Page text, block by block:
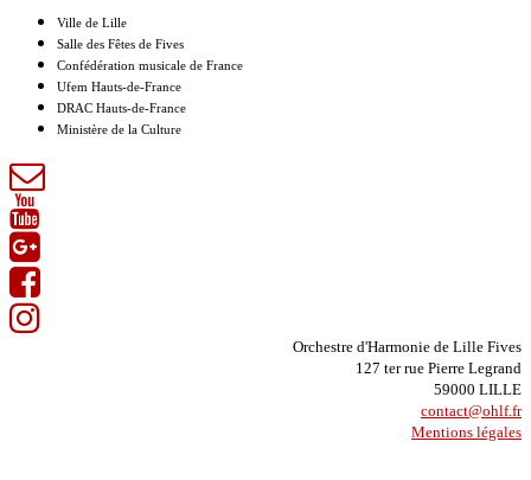
Ville de Lille
Salle des Fêtes de Fives
Confédération musicale de France
Ufem Hauts-de-France
DRAC Hauts-de-France
Ministère de la Culture
Orchestre d'Harmonie de Lille Fives
127 ter rue Pierre Legrand
59000 LILLE
contact@ohlf.fr
Mentions légales